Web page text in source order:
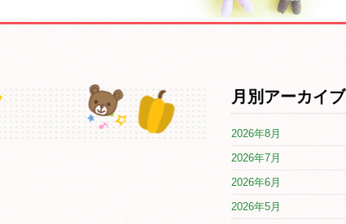
月別アーカイブ
2026年8月
2026年7月
2026年6月
2026年5月